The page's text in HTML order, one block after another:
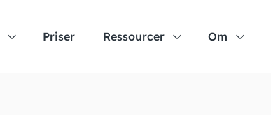
Priser Ressourcer Om